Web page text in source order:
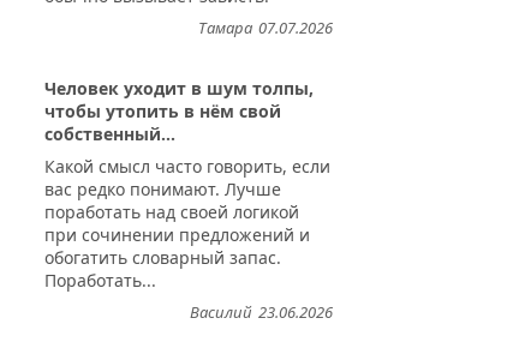
07.07.2026
Тамара
Человек уходит в шум толпы,
чтобы утопить в нём свой
собственный...
Какой смысл часто говорить, если
вас редко понимают. Лучше
поработать над своей логикой
при сочинении предложений и
обогатить словарный запас.
Поработать...
23.06.2026
Василий